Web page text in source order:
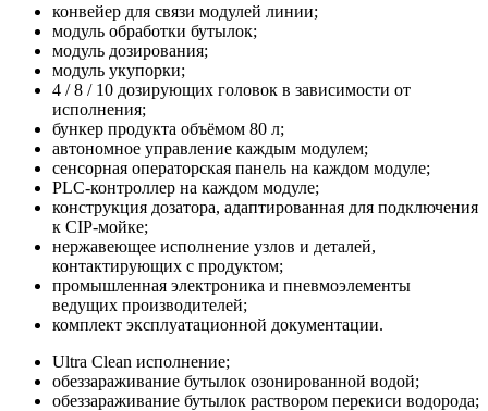
конвейер для связи модулей линии;
модуль обработки бутылок;
модуль дозирования;
модуль укупорки;
4 / 8 / 10 дозирующих головок в зависимости от
исполнения;
бункер продукта объёмом 80 л;
автономное управление каждым модулем;
сенсорная операторская панель на каждом модуле;
PLC-контроллер на каждом модуле;
конструкция дозатора, адаптированная для подключения
к CIP-мойке;
нержавеющее исполнение узлов и деталей,
контактирующих с продуктом;
промышленная электроника и пневмоэлементы
ведущих производителей;
комплект эксплуатационной документации.
Ultra Clean исполнение;
обеззараживание бутылок озонированной водой;
обеззараживание бутылок раствором перекиси водорода;